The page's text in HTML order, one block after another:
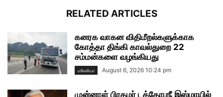
RELATED ARTICLES
கனரக வாகன விதிமீறல்களுக்காக
கோத்தா திங்கி காவல்துறை 22
சம்மன்களை வழங்கியது
மலேசியா August 6, 2026 10:24 pm
முன்னாள் பிரதமர் டத்தோஶ்ரீ இஸ்மாயில்